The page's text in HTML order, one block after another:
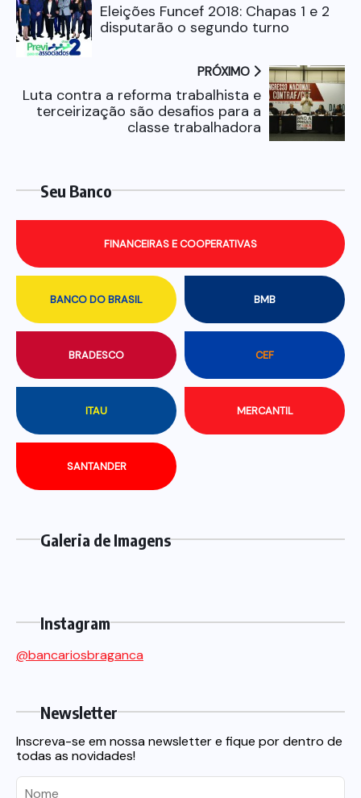
Eleições Funcef 2018: Chapas 1 e 2
disputarão o segundo turno
PRÓXIMO
Luta contra a reforma trabalhista e
terceirização são desafios para a
classe trabalhadora
Seu Banco
BANCO DO BRASIL BMB
BRADESCO CEF
FINANCEIRAS E COOPERATIVAS
ITAU MERCANTIL
SANTANDER
Galeria de Imagens
Instagram
@bancariosbraganca
Newsletter
Inscreva-se em nossa newsletter e fique por dentro de
todas as novidades!